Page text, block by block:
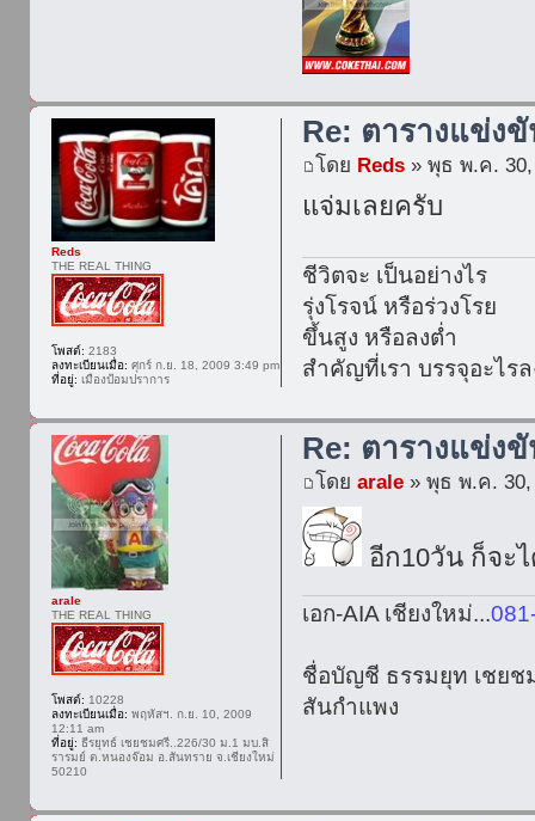
Re: ตารางแข่ง
โดย Reds » พุธ พ.ค. 30,
แจ่มเลยครับ
ชีวิตจะ เป็นอย่างไร
รุ่งโรจน์ หรือร่วงโรย
ขึ้นสูง หรือลงต่ำ
สำคัญที่เรา บรรจุอะไร
Reds
THE REAL THING
โพสต์: 2183
ลงทะเบียนเมื่อ: ศุกร์ ก.ย. 18, 2009 3:49 pm
ที่อยู่: เมืองป้อมปราการ
Re: ตารางแข่ง
โดยarale » พุธ พ.ค. 30,
อีก10วัน ก็จะ
เอก-AIA เชียงใหม่...
ชื่อบัญชี ธรรมยุท เชยช
สันกำแพง
arale
THE REAL THING
โพสต์: 10228
ลงทะเบียนเมื่อ: พฤหัสฯ. ก.ย. 10, 2009
12:11 am
ที่อยู่: ธีรยุทธ์ เชยชมศรี..226/30 ม.1 มบ.สิ
รารมย์ ต.หนองจ๊อม อ.สันทราย จ.เชียงใหม่
50210